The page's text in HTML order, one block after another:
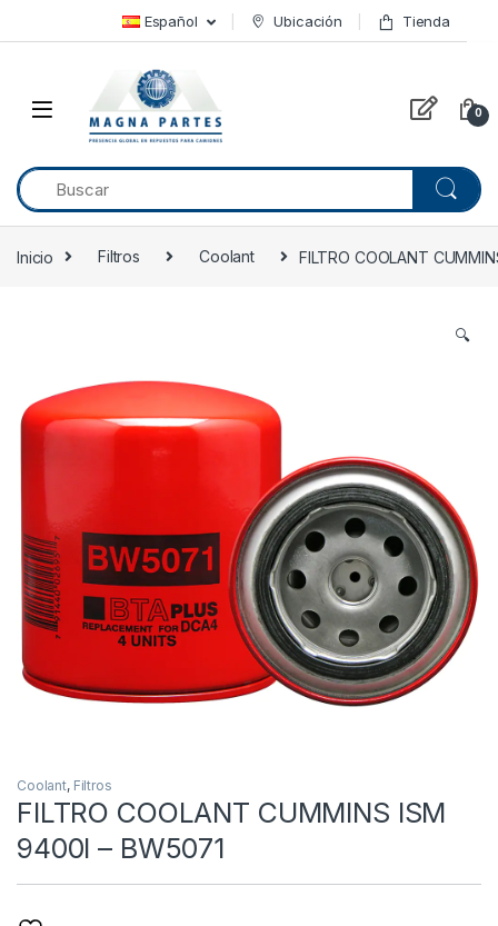
Skip to navigation Español Ubicación Tienda
0
Inicio Filtros Coolant FILTRO COOLANT
🔍
Coolant, Filtros
FILTRO COOLANT CUMMINS ISM
9400I – BW5071